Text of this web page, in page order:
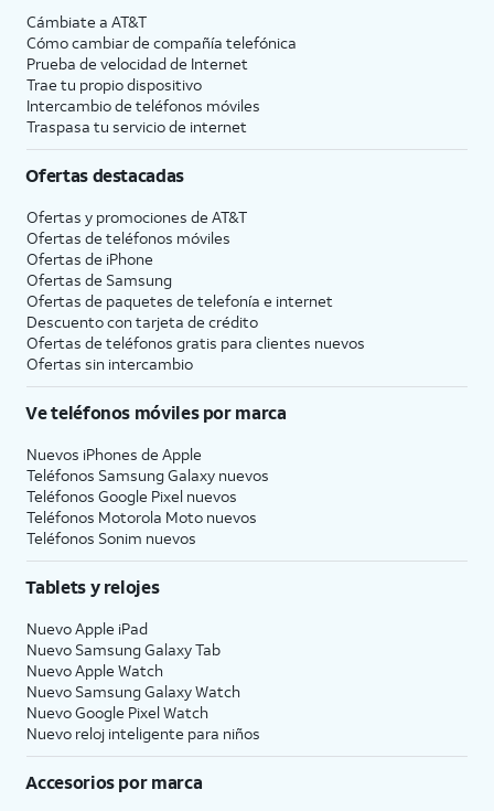
Cámbiate a AT&T
Cómo cambiar de compañía telefónica
Prueba de velocidad de Internet
Trae tu propio dispositivo
Intercambio de teléfonos móviles
Traspasa tu servicio de internet
Ofertas destacadas
Ofertas y promociones de AT&T
Ofertas de teléfonos móviles
Ofertas de iPhone
Ofertas de Samsung
Ofertas de paquetes de telefonía e internet
Descuento con tarjeta de crédito
Ofertas de teléfonos gratis para clientes nuevos
Ofertas sin intercambio
Ve teléfonos móviles por marca
Nuevos iPhones de Apple
Teléfonos Samsung Galaxy nuevos
Teléfonos Google Pixel nuevos
Teléfonos Motorola Moto nuevos
Teléfonos Sonim nuevos
Tablets y relojes
Nuevo Apple iPad
Nuevo Samsung Galaxy Tab
Nuevo Apple Watch
Nuevo Samsung Galaxy Watch
Nuevo Google Pixel Watch
Nuevo reloj inteligente para niños
Accesorios por marca